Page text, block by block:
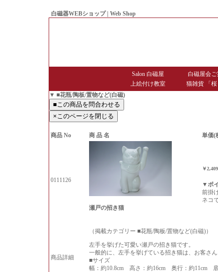
白磁器WEBショップ | Web Shop
Salon 白磁屋
白磁屋会
上絵付け教室
猫雑貨 「
▼ ■花瓶/陶板/置物など(白磁)
商品 No 商 品 名 単価(
0111126
瀬戸の招き猫
￥
▼ポ
前掛
ネコ
商品詳細
（掲載カテゴリー ■花瓶/陶板/置物など(白磁)）
左手を挙げた可愛い瀬戸の招き猫です。
一般的に、左手を挙げている招き猫は、お客さ
■サイズ
幅：約10.8cm 高さ：約16cm 奥行：約11cm 底